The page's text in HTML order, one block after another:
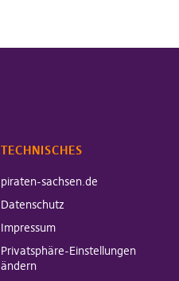
TECHNISCHES
piraten-sachsen.de
Datenschutz
Impressum
Privatsphäre-Einstellungen
ändern